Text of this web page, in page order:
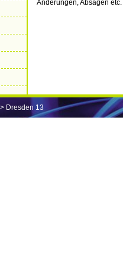
Änderungen, Absagen
> Dresden 13